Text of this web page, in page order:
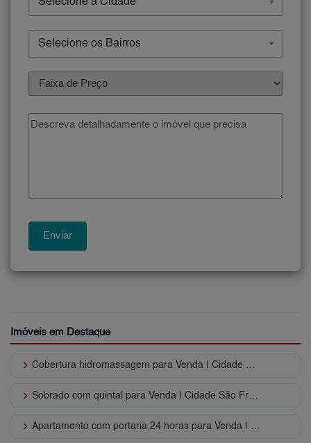
Selecione os Bairros
Imóveis em Destaque
keyboard_arrow_right Cobertura hidromassagem para Venda | Cidade São Francisco
keyboard_arrow_right Sobrado com quintal para Venda | Cidade São Francisco
keyboard_arrow_right Apartamento com portaria 24 horas para Venda | Cidade São Francisco